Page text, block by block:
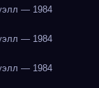
— 1984
— 1984
— 1984